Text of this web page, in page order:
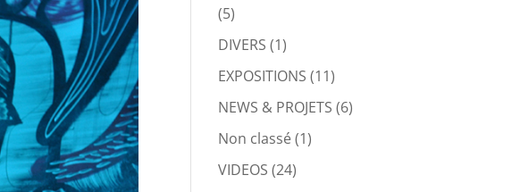
(5)
DIVERS (1)
EXPOSITIONS (11)
NEWS & PROJETS (6)
Non classé(1)
VIDEOS (24)